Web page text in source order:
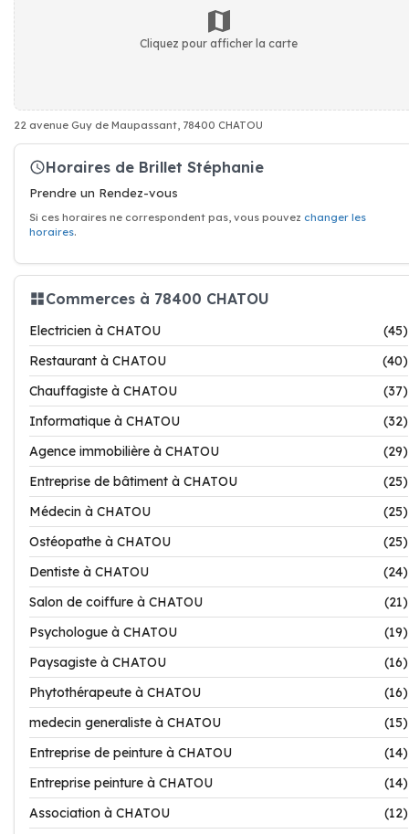
Cliquez pour afficher la carte
22 avenue Guy de Maupassant, 78400 CHATOU
Horaires de Brillet Stéphanie
Prendre un Rendez-vous
Si ces horaires ne correspondent pas, vous pouvez changer les
horaires.
Commerces à 78400 CHATOU
Electricien à CHATOU
(45)
Restaurant à CHATOU
(40)
Chauffagiste à CHATOU
(37)
Informatique à CHATOU
(32)
Agence immobilière à CHATOU
(29)
Entreprise de bâtiment à CHATOU
(25)
Médecin à CHATOU
(25)
Ostéopathe à CHATOU
(25)
Dentiste à CHATOU
(24)
Salon de coiffure à CHATOU
(21)
Psychologue à CHATOU
(19)
Paysagiste à CHATOU
(16)
Phytothérapeute à CHATOU
(16)
medecin generaliste à CHATOU
(15)
Entreprise de peinture à CHATOU
(14)
Entreprise peinture à CHATOU
(14)
Association à CHATOU
(12)